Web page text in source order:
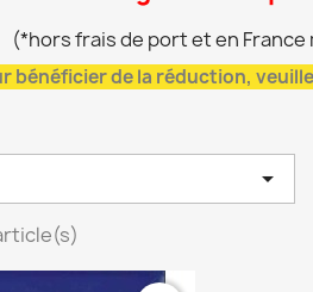
(*hors frais de port et en
bénéficier de la réduction,
